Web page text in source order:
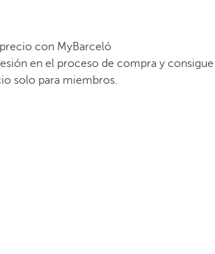
con MyBarceló
en el proceso de compra y consigue
solo para miembros.